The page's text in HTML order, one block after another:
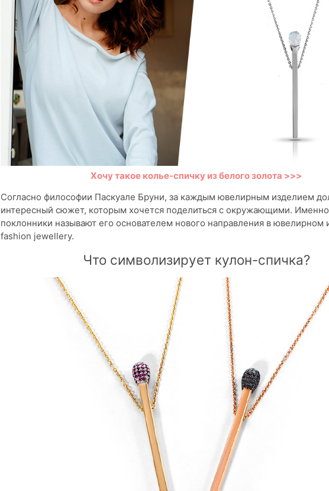
Хочу такое колье-спичку из белого золота >>>
Согласно философии Паскуале Бруни, за каждым ювелирным изделием
интересный сюжет, которым хочется поделиться с окружающими. Именно
поклонники называют его основателем нового направления в ювелирном
fashion jewellery.
Что символизирует кулон-спичка?